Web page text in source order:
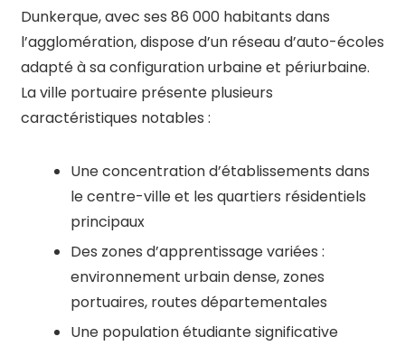
Dunkerque, avec ses 86 000 habitants dans
l’agglomération, dispose d’un réseau d’auto-écoles
adapté à sa configuration urbaine et périurbaine.
La ville portuaire présente plusieurs
caractéristiques notables :
Une concentration d’établissements dans
le centre-ville et les quartiers résidentiels
principaux
Des zones d’apprentissage variées :
environnement urbain dense, zones
portuaires, routes départementales
Une population étudiante significative